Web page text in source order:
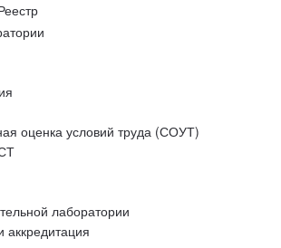
оценка условий труда (СОУТ)
лаборатории
аккредитация